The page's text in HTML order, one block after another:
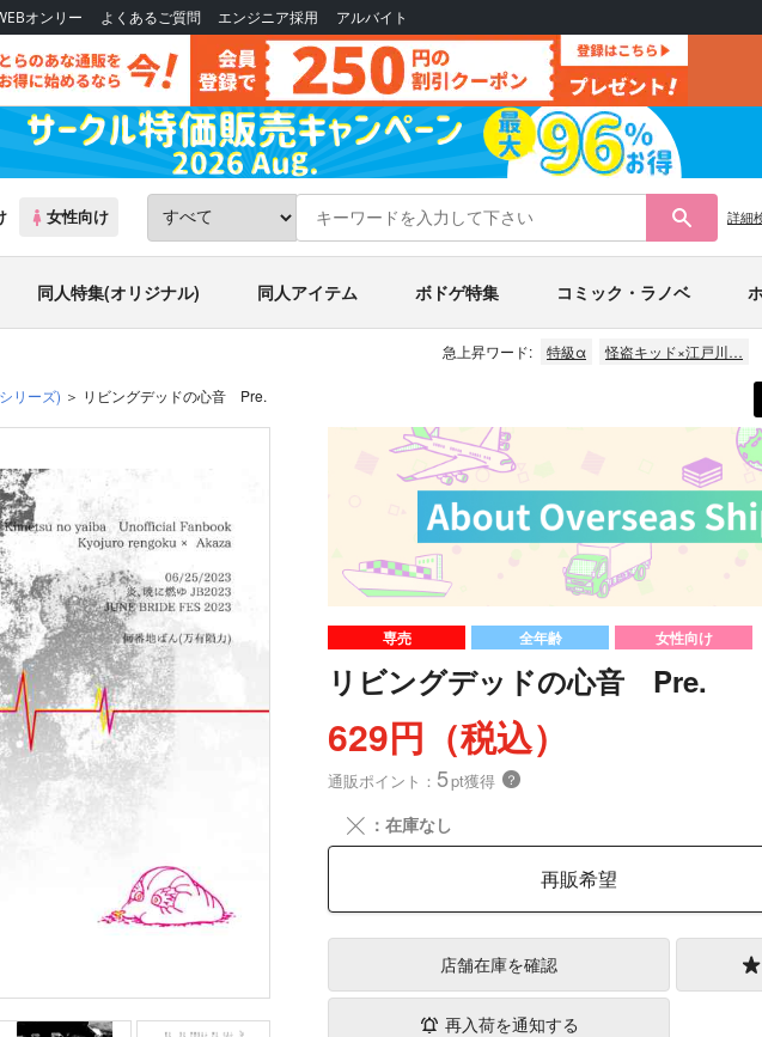
オンリー よくあるご質問 エンジニア採用 アルバイト
女性向け 詳細
同人特集(オリジナル) 同人アイテム ボドゲ特集 コミック・ラノベ
急上昇ワード: 特級α 怪盗キッド×江戸川…
リーズ) リビングデッドの心音 Pre.
専売 全年齢 女性向け
リビングデッドの心音 Pre.
629円（税込）
通販ポイント： 5pt獲得 ？
╳ ：在庫なし
再販希望
店舗在庫を確認
再入荷を通知する